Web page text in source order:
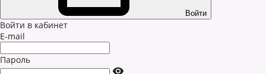
Войти
Войти в кабинет
E-mail
Пароль